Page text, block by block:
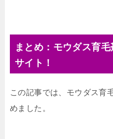
まとめ：モウダス育
サイト！
この記事では、モウダス育
めました。